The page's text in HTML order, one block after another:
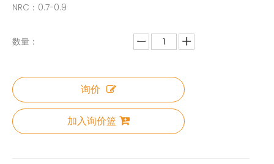
NRC：0.7-0.9
数量：
询价
加入询价篮